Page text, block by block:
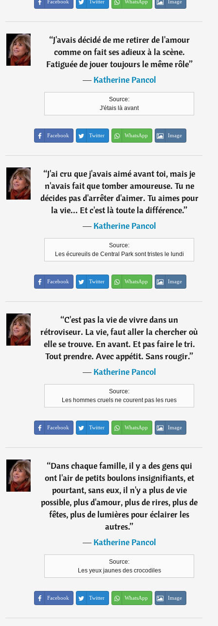
Facebook Twitter WhatsApp Image
“J'avais décidé de me retirer de l'amour
comme on fait ses adieux à la scène.
Fatiguée de jouer toujours le même rôle”
―Katherine Pancol
Source:
J'étais là avant
Facebook Twitter WhatsApp Image
“J'ai cru que j'avais aimé avant toi, mais je
n'avais fait que tomber amoureuse. Tu ne
décides pas d'arrêter d'aimer. Tu aimes pour
la vie... Et c'est là toute la différence.”
―Katherine Pancol
Source:
Les écureuils de Central Park sont tristes le lundi
Facebook Twitter WhatsApp Image
“C'est pas la vie de vivre dans un
rétroviseur. La vie, faut aller la chercher où
elle se trouve. En avant. Et pas faire le tri.
Tout prendre. Avec appétit. Sans rougir.”
―Katherine Pancol
Source:
Les hommes cruels ne courent pas les rues
Facebook Twitter WhatsApp Image
“Dans chaque famille, il y a des gens qui
ont l'air de petits boulons insignifiants, et
pourtant, sans eux, il n'y a plus de vie
possible, plus d'amour, plus de rires, plus de
fêtes, plus de lumières pour éclairer les
autres.”
―Katherine Pancol
Source:
Les yeux jaunes des crocodiles
Facebook Twitter WhatsApp Image